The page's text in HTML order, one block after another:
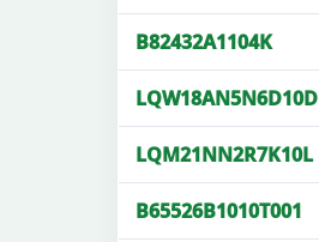
B82432A1104K
LQW18AN5N6D10D
LQM21NN2R7K10L
B65526B1010T001